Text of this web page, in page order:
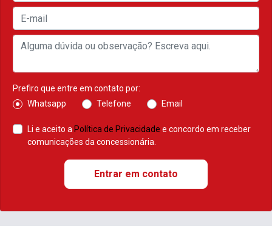
Prefiro que entre em contato por:
Whatsapp
Telefone Email
Li e aceito a Política de Privacidade e concordo em receber
comunicações da concessionária.
Entrar em contato